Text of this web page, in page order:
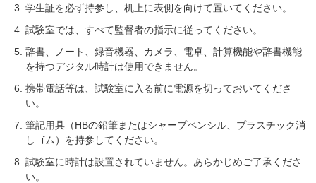
学生証を必ず持参し、机上に表側を向けて置いてください。
試験室では、すべて監督者の指示に従ってください。
辞書、ノート、録音機器、カメラ、電卓、計算機能や辞書機能
を持つデジタル時計は使用できません。
携帯電話等は、試験室に入る前に電源を切っておいてくださ
い。
筆記用具（HBの鉛筆またはシャープペンシル、プラスチック消
しゴム）を持参してください。
試験室に時計は設置されていません。あらかじめご了承くださ
い。